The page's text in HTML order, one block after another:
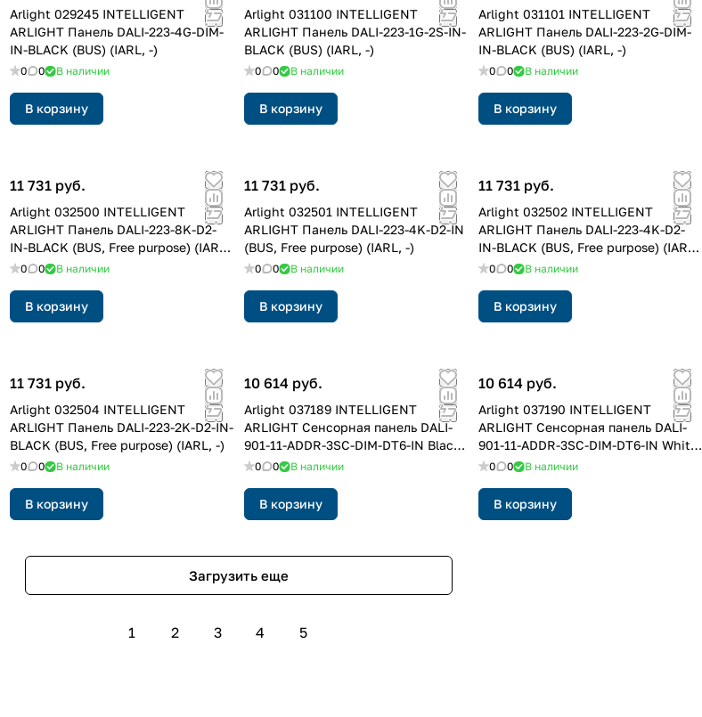
Arlight 029245 INTELLIGENT
ARLIGHT Панель DALI-223-4G-DIM-
IN-BLACK (BUS) (IARL, -)
0 0 В наличии
В корзину
Arlight 031100 INTELLIGENT
ARLIGHT Панель DALI-223-1G-2S-IN-
BLACK (BUS) (IARL, -)
0 0 В наличии
В корзину
Arlight 031101 INTELLIGENT
ARLIGHT Панель DALI-223-2G-DIM-
IN-BLACK (BUS) (IARL, -)
0 0 В наличии
В корзину
11 731 руб.
Arlight 032500 INTELLIGENT
ARLIGHT Панель DALI-223-8K-D2-
IN-BLACK (BUS, Free purpose) (IARL,
-)0 0 В наличии
В корзину
11 731 руб.
Arlight 032501 INTELLIGENT
ARLIGHT Панель DALI-223-4K-D2-IN
(BUS, Free purpose) (IARL, -)
0 0 В наличии
В корзину
11 731 руб.
Arlight 032502 INTELLIGENT
ARLIGHT Панель DALI-223-4K-D2-
IN-BLACK (BUS, Free purpose) (IARL,
-)0 0 В наличии
В корзину
11 731 руб.
Arlight 032504 INTELLIGENT
ARLIGHT Панель DALI-223-2K-D2-IN-
BLACK (BUS, Free purpose) (IARL, -)
0 0 В наличии
В корзину
10 614 руб.
Arlight 037189 INTELLIGENT
ARLIGHT Сенсорная панель DALI-
901-11-ADDR-3SC-DIM-DT6-IN Black
(BUS) (IARL, IP20 Пластик, 3 года)
0 0 В наличии
В корзину
10 614 руб.
Arlight 037190 INTELLIGENT
ARLIGHT Сенсорная панель DALI-
901-11-ADDR-3SC-DIM-DT6-IN White
(BUS) (IARL, IP20 Пластик, 3 года)
0 0 В наличии
В корзину
Загрузить еще
1 2 3 4 5